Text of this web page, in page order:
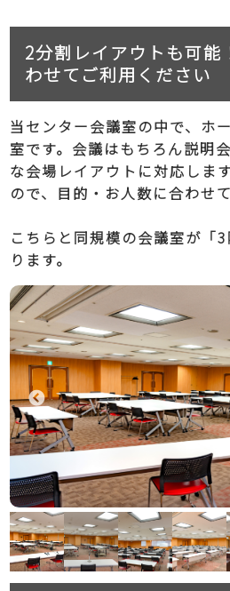
2分割レイアウトも可能
わせてご利用ください
当センター会議室の中で、ホ
室です。会議はもちろん説明
な会場レイアウトに対応しま
ので、目的・お人数に合わせ
こちらと同規模の会議室が「
ります。